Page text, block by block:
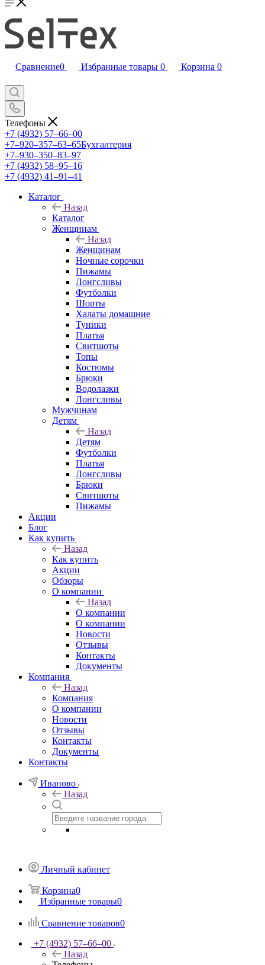
Сравнение0 Избранные товары 0 Корзина 0
Телефоны
+7 (4932) 57‒66‒00
+7‒920‒357‒63‒65Бухгалтерия
+7‒930‒350‒83‒97
+7 (4932) 58‒95‒16
+7 (4932) 41‒91‒41
Каталог
Назад
Каталог
Женщинам
Назад
Женщинам
Ночные сорочки
Пижамы
Лонгсливы
Футболки
Шорты
Халаты домашние
Туники
Платья
Свитшоты
Топы
Костюмы
Брюки
Водолазки
Лонгсливы
Мужчинам
Детям
Назад
Детям
Футболки
Платья
Лонгсливы
Брюки
Свитшоты
Пижамы
Акции
Блог
Как купить
Назад
Как купить
Акции
Обзоры
О компании
Назад
О компании
О компании
Новости
Отзывы
Контакты
Документы
Компания
Назад
Компания
О компании
Новости
Отзывы
Контакты
Документы
Контакты
Иваново
Назад
Личный кабинет
Корзина0
Избранные товары0
Сравнение товаров0
+7 (4932) 57‒66‒00
Назад